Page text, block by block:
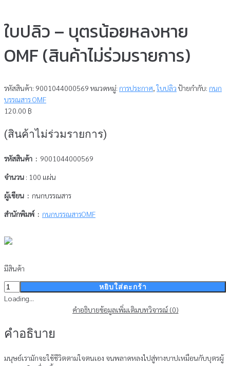
ใบปลิว – บุตรน้อยหลงหาย
OMF (สินค้าไม่ร่วมรายการ)
รหัสสินค้า: 9001044000569 หมวดหมู่: การประกาศ,ใบปลิว ป้ายกำกับ: กนก
บรรณสาร OMF
120.00 ฿
(สินค้าไม่ร่วมรายการ)
รหัสสินค้า : 9001044000569
จำนวน : 100 แผ่น
ผู้เขียน : กนกบรรณสาร
สำนักพิมพ์ : กนกบรรณสารOMF
มีสินค้า
จำนวน
ใบปลิว
น้อยห
หยิบใส่ตะกร้า
Loading...
คำอธิบายข้อมูลเพิ่มเติมบทวิจารณ์ (0)
คำอธิบาย
มนุษย์เรามักจะใช้ชีวิตตามใจตนเอง จนพลาดหลงไปสู่ทางบาปเหมือนกับบุตรผู้